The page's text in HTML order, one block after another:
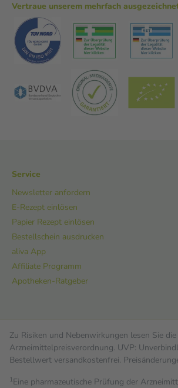
Vertraue unserem mehrfach
Service
Newsletter anfordern
E-Rezept einlösen
Papier Rezept einlösen
Bestellschein ausdrucken
aliva App
Affiliate Programm
Apotheken-Ratgeber
Zu Risiken und Nebenwirkungen lesen Sie
Arzneimittelpreisverordnung. UVP:
Bestell­wert versand­kosten­frei.
1Eine pharmazeutische Prüfung der